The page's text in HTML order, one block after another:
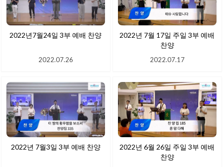
2022년7월24일 3부 예배 찬양
2022.07.26
2022년 7월 17일 주일 3부 예배
찬양
2022.07.17
2022년 7월3일 3부 예배 찬양
2022년 6월 26일 주일 3부 예배
찬양